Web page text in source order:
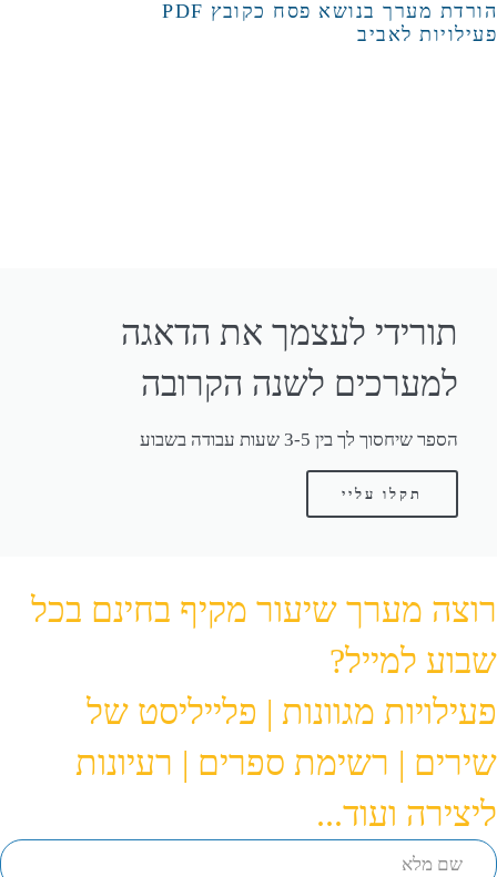
הורדת מערך בנושא פסח כקובץ PDF
פעילויות לאביב
תורידי לעצמך את הדאגה
למערכים לשנה הקרובה
הספר שיחסוך לך בין 3-5 שעות עבודה בשבוע
תקלו עליי
רוצה מערך שיעור מקיף בחינם בכל
שבוע למייל?
פעילויות מגוונות | פלייליסט של
שירים | רשימת ספרים | רעיונות
ליצירה ועוד...